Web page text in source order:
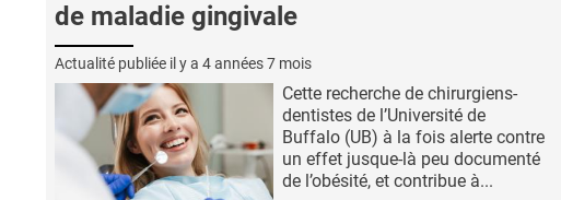
de maladie gingivale
Actualité publiée il y a 4 années 7 mois
Cette recherche de chirurgiens-
dentistes de l’Université de
Buffalo (UB) à la fois alerte contre
un effet jusque-là peu documenté
de l’obésité, et contribue à...